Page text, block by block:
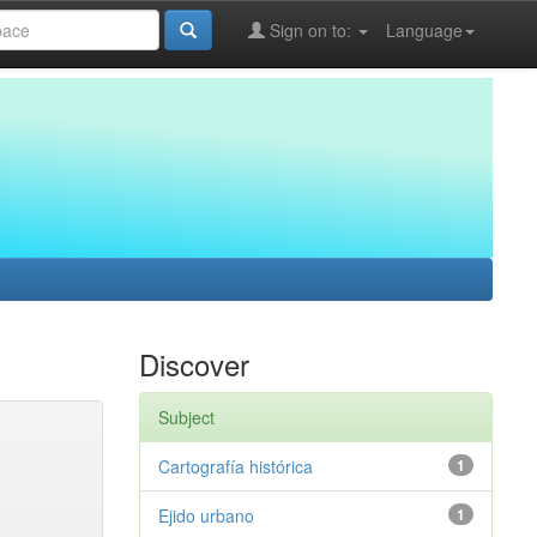
Language
Sign on to:
Discover
Subject
1
Cartografía histórica
1
Ejido urbano